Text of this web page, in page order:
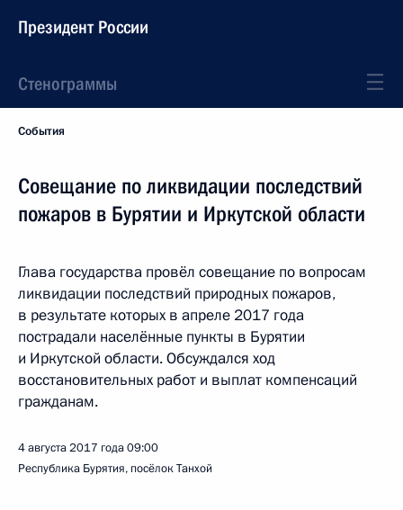
Президент России
Стенограммы
События
Совещание по ликвидации последствий
пожаров в Бурятии и Иркутской области
Глава государства провёл совещание по вопросам
ликвидации последствий природных пожаров,
в результате которых в апреле 2017 года
пострадали населённые пункты в Бурятии
и Иркутской области. Обсуждался ход
восстановительных работ и выплат компенсаций
гражданам.
4 августа 2017 года09:00
Республика Бурятия, посёлок Танхой